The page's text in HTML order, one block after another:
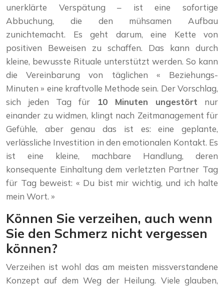
unerklärte Verspätung – ist eine sofortige
Abbuchung, die den mühsamen Aufbau
zunichtemacht. Es geht darum, eine Kette von
positiven Beweisen zu schaffen. Das kann durch
kleine, bewusste Rituale unterstützt werden. So kann
die Vereinbarung von täglichen « Beziehungs-
Minuten » eine kraftvolle Methode sein. Der Vorschlag,
sich jeden Tag für
10 Minuten ungestört nur
einander zu widmen, klingt nach Zeitmanagement für
Gefühle, aber genau das ist es: eine geplante,
verlässliche Investition in den emotionalen Kontakt. Es
ist eine kleine, machbare Handlung, deren
konsequente Einhaltung dem verletzten Partner Tag
für Tag beweist: « Du bist mir wichtig, und ich halte
mein Wort. »
Können Sie verzeihen, auch wenn
Sie den Schmerz nicht vergessen
können?
Verzeihen ist wohl das am meisten missverstandene
Konzept auf dem Weg der Heilung. Viele glauben,